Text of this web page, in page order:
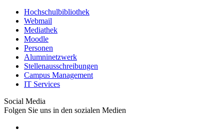
Hochschulbibliothek
Webmail
Mediathek
Moodle
Personen
Alumninetzwerk
Stellenausschreibungen
Campus Management
IT Services
Social Media
Folgen Sie uns in den sozialen Medien